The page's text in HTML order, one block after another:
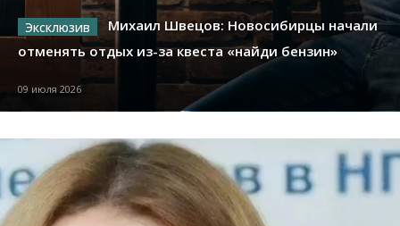
Михаил Швецов: Новосибирцы начали
отменять отдых из-за квеста «найди бензин»
09 июля 2026